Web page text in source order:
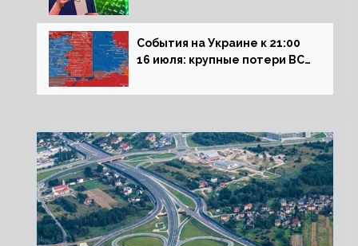
на рынок РФ
События на Украине к 21:00
16 июля: крупные потери ВСУ
обстреливает Донбасс из